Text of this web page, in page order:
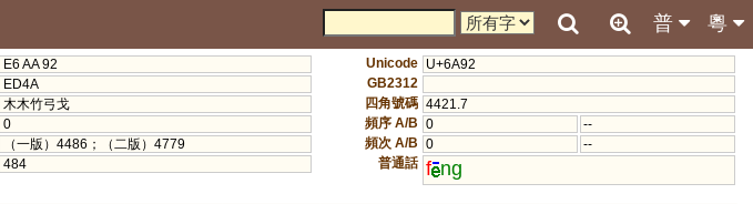
粵
普
E6 AA 92
ED4A
木木竹弓戈
0
（一版）4486；（二版）4779
484
Unicode U+6A92
GB2312
四角號碼 4421.7
頻序 A/B 0
--
頻次 A/B 0
--
普通話 f ng